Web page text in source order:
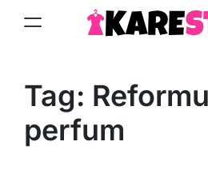
Tag:
perfum